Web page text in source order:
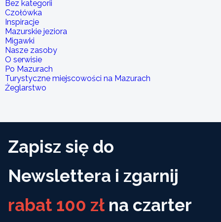
Bez kategorii
Czołówka
Inspiracje
Mazurskie jeziora
Migawki
Nasze zasoby
O serwisie
Po Mazurach
Turystyczne miejscowości na Mazurach
Żeglarstwo
Zapisz się do
Newslettera i zgarnij
rabat 100 zł na czarter